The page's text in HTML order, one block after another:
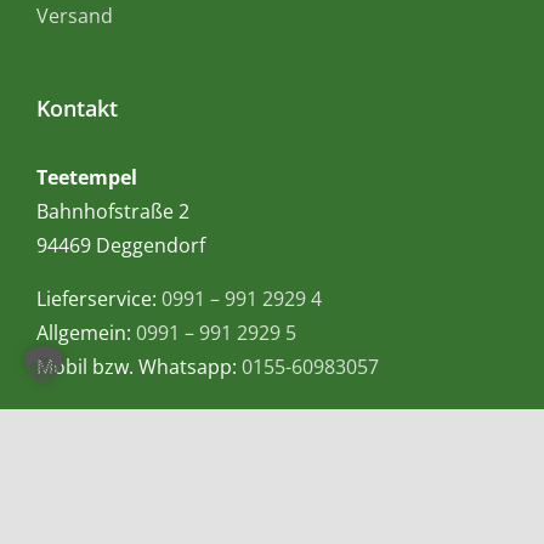
Versand
Kontakt
Teetempel
Bahnhofstraße 2
94469 Deggendorf
Lieferservice: 0991 – 991 2929 4
Allgemein: 0991 – 991 2929 5
Mobil bzw. Whatsapp: 0155-60983057